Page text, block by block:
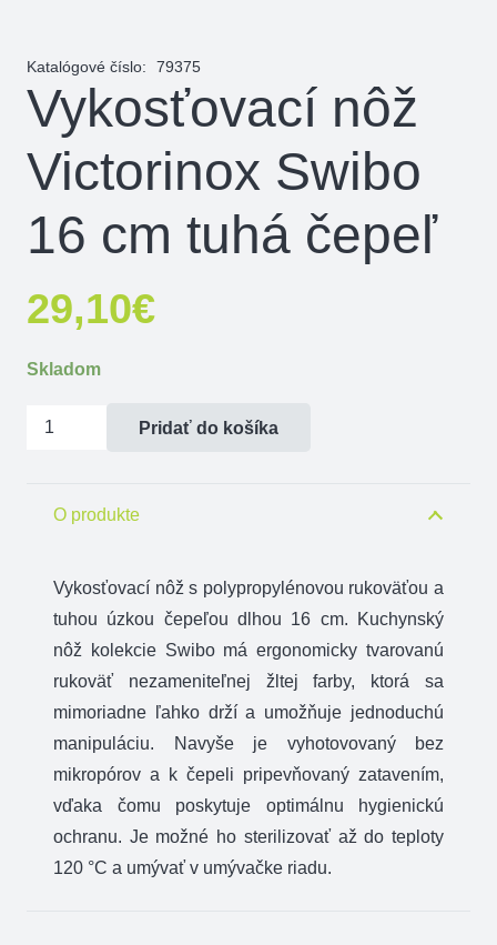
Katalógové číslo: 79375
Vykosťovací nôž
Victorinox Swibo
16 cm tuhá čepeľ
29,10€
Skladom
množstvo
Victorinox
Pridať do košíka
O produkte
Vykosťovací nôž s polypropylénovou rukoväťou a
tuhou úzkou čepeľou dlhou 16 cm. Kuchynský
nôž kolekcie Swibo má ergonomicky tvarovanú
rukoväť nezameniteľnej žltej farby, ktorá sa
mimoriadne ľahko drží a umožňuje jednoduchú
manipuláciu. Navyše je vyhotovovaný bez
mikropórov a k čepeli pripevňovaný zatavením,
vďaka čomu poskytuje optimálnu hygienickú
ochranu. Je možné ho sterilizovať až do teploty
120 °C a umývať v umývačke riadu.